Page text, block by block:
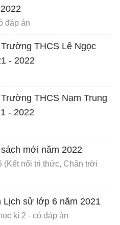
đáp án
THCS Lê Ngọc
- 2022
THCS Nam Trung
- 2022
mới năm 2022
(Kết nối tri thức, Chân trời
Lịch sử lớp 6 năm 2021
kì 2 - có đáp án